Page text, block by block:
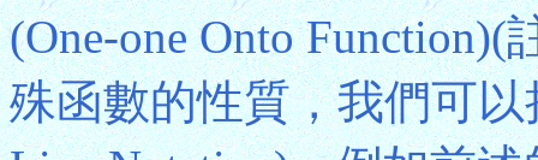
(One-one Onto
殊函數的性質，我們可